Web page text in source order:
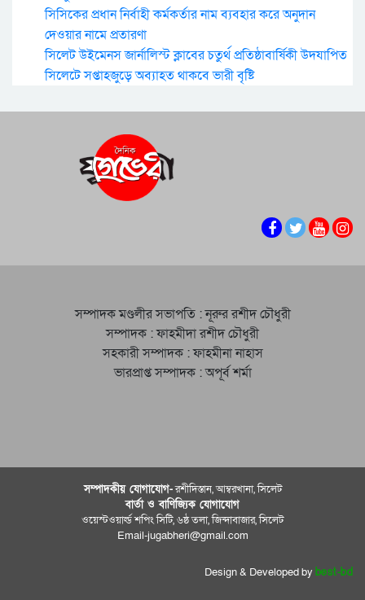
সিসিকের প্রধান নির্বাহী কর্মকর্তার নাম ব্যবহার করে অনুদান
দেওয়ার নামে প্রতারণা
সিলেট উইমেনস জার্নালিস্ট ক্লাবের চতুর্থ প্রতিষ্ঠাবার্ষিকী উদযাপিত
সিলেটে সপ্তাহজুড়ে অব্যাহত থাকবে ভারী বৃষ্টি
সম্পাদক মণ্ডলীর সভাপতি : নূরুর রশীদ চৌধুরী
সম্পাদক : ফাহমীদা রশীদ চৌধুরী
সহকারী সম্পাদক : ফাহমীনা নাহাস
ভারপ্রাপ্ত সম্পাদক : অপূর্ব শর্মা
সম্পাদকীয় যােগাযোগ-রশীদিস্তান, আম্বরখানা, সিলেট
বার্তা ও বাণিজ্যিক যোগাযােগ
ওয়েস্টওয়ার্ল্ড শপিং সিটি, ৬ষ্ঠ তলা, জিন্দাবাজার, সিলেট
Email-jugabheri@gmail.com
Design & Developed by best-bd